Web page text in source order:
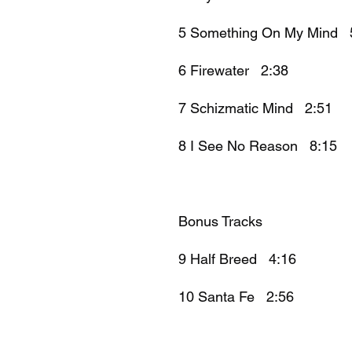
5 Something On My Mind
6 Firewater 2:38
7 Schizmatic Mind 2:51
8 I See No Reason 8:15
Bonus Tracks
9 Half Breed 4:16
10 Santa Fe 2:56